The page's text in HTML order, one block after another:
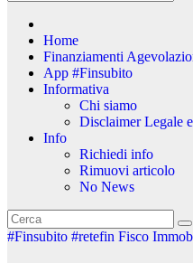
Home
Finanziamenti
App #Finsubito
Informativa
Chi siamo
Disclaimer Legale
Info
Richiedi info
Rimuovi articolo
No News
#Finsubito #retefin Fisco